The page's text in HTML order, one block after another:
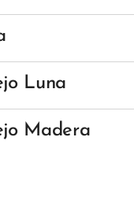
Luna
Madera